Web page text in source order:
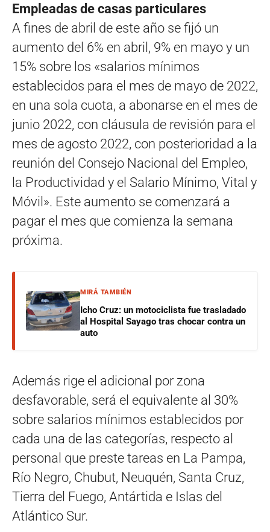
Empleadas de casas particulares
A fines de abril de este año se fijó un
aumento del 6% en abril, 9% en mayo y un
15% sobre los «salarios mínimos
establecidos para el mes de mayo de 2022,
en una sola cuota, a abonarse en el mes de
junio 2022, con cláusula de revisión para el
mes de agosto 2022, con posterioridad a la
reunión del Consejo Nacional del Empleo,
la Productividad y el Salario Mínimo, Vital y
Móvil». Este aumento se comenzará a
pagar el mes que comienza la semana
próxima.
MIRÁ TAMBIÉN
Icho Cruz: un motociclista fue trasladado
al Hospital Sayago tras chocar contra un
auto
Además rige el adicional por zona
desfavorable, será el equivalente al 30%
sobre salarios mínimos establecidos por
cada una de las categorías, respecto al
personal que preste tareas en La Pampa,
Río Negro, Chubut, Neuquén, Santa Cruz,
Tierra del Fuego, Antártida e Islas del
Atlántico Sur.